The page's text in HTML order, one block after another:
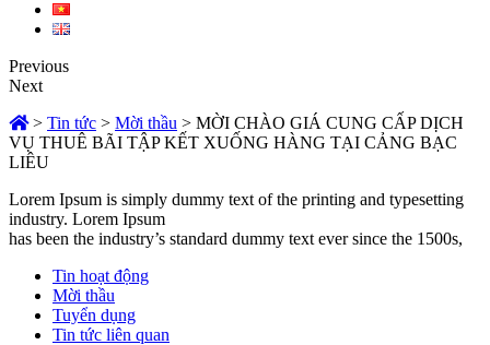
Previous
Next
> Tin tức > Mời thầu > MỜI CHÀO GIÁ CUNG CẤP DỊCH
VỤ THUÊ BÃI TẬP KẾT XUỐNG HÀNG TẠI CẢNG BẠC
LIÊU
Lorem Ipsum is simply dummy text of the printing and typesetting
industry. Lorem Ipsum
has been the industry’s standard dummy text ever since the 1500s,
Tin hoạt động
Mời thầu
Tuyển dụng
Tin tức liên quan